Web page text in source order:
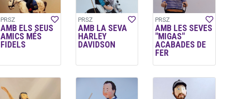
PRSZ
AMB ELS SEUS
AMICS MÉS
FIDELS
PRSZ
AMB LA SEVA
HARLEY
DAVIDSON
PRSZ
AMB LES SEVES
"MIGAS"
ACABADES DE
FER